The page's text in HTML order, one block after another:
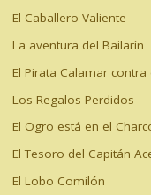
El Caballero Valiente
La aventura del Bailarín
El Pirata Calamar
Los Regalos Perdidos
El Ogro está en el
El Tesoro del Capitán
El Lobo Comilón